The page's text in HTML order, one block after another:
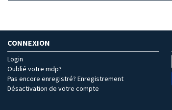
CONNEXION
Login
Oublié votre mdp?
Pas encore enregistré? Enregistrement
Désactivation de votre compte